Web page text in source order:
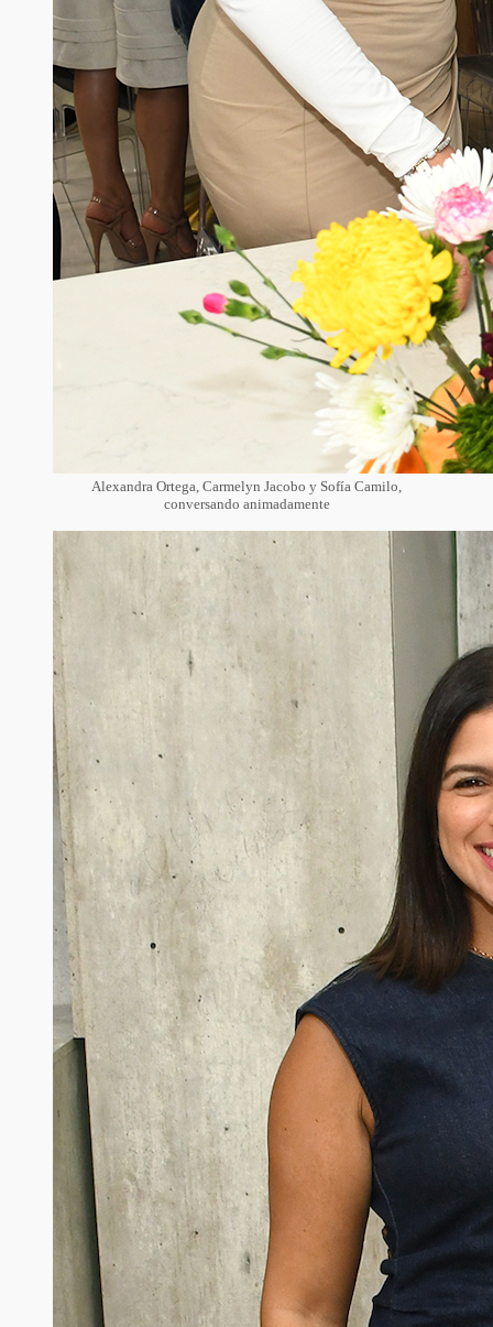
Alexandra Ortega, Carmelyn Jacobo y Sofía Camilo,
conversando animadamente